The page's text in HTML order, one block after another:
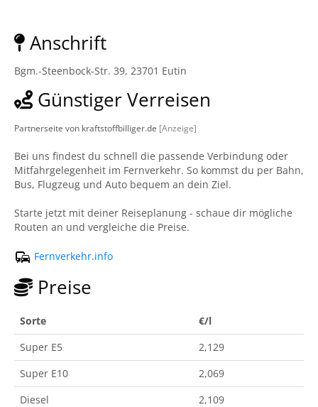
Anschrift
Bgm.-Steenbock-Str. 39, 23701 Eutin
Günstiger Verreisen
Partnerseite von kraftstoffbilliger.de [Anzeige]
Bei uns findest du schnell die passende Verbindung oder
Mitfahrgelegenheit im Fernverkehr. So kommst du per Bahn,
Bus, Flugzeug und Auto bequem an dein Ziel.
Starte jetzt mit deiner Reiseplanung - schaue dir mögliche
Routen an und vergleiche die Preise.
Fernverkehr.info
Preise
Sorte
€/l
Super E5
2,129
Super E10
2,069
Diesel
2,109